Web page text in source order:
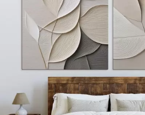
Culori vii și intense
Rezistent la decolorare
Cerneală sigură și inodoră
Suprafață tip pânză
Material ecologic
Premium
De La .98 lei
✓Culori vii și intense